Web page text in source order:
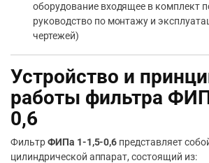
оборудование входящее в комплект
руководство по монтажу и
чертежей)
Устройство и
работы фильтра
0,6
ФильтрФИПа 1-1,5-0,6 представляет
цилиндрической аппарат, состоящий из: